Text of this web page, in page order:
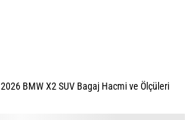
2026 BMW X2 SUV Bagaj Hacmi ve Ölçüleri